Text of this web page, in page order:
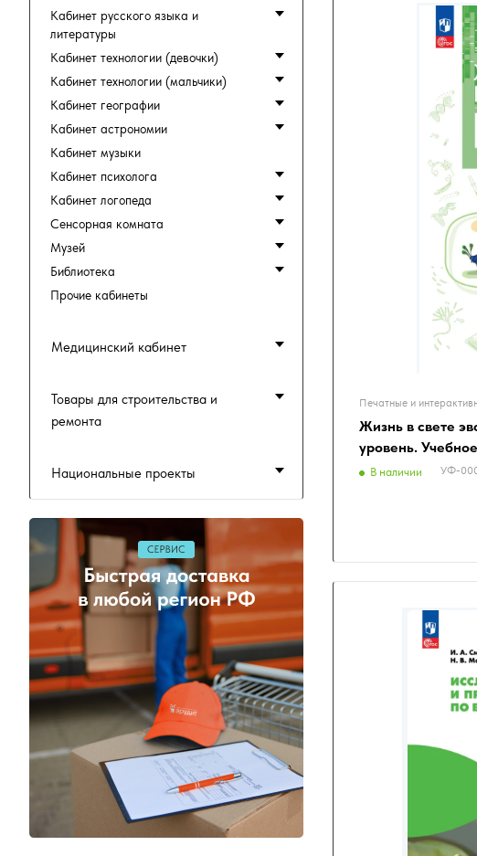
Печатные и
Жизнь в свете
уровень.
В наличии УФ-
Кабинет русского языка и
литературы
Кабинет технологии (девочки)
Кабинет технологии (мальчики)
Кабинет географии
Кабинет астрономии
Кабинет музыки
Кабинет психолога
Кабинет логопеда
Сенсорная комната
Музей
Библиотека
Прочие кабинеты
Медицинский кабинет
Товары для строительства и
ремонта
Национальные проекты